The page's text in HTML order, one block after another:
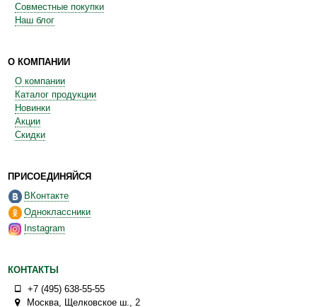
Совместные покупки
Наш блог
О КОМПАНИИ
О компании
Каталог продукции
Новинки
Акции
Скидки
ПРИСОЕДИНЯЙСЯ
ВКонтакте
Одноклассники
Instagram
КОНТАКТЫ
+7 (495) 638-55-55
Москва Щелковское ш., 2